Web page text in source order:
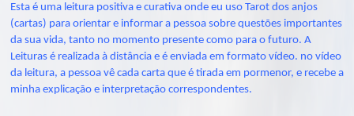
Esta é uma leitura positiva e curativa onde eu uso Tarot dos anjos
(cartas) para orientar e informar a pessoa sobre questões importantes
da sua vida, tanto no momento presente como para o futuro. A
Leituras é realizada à distância e é enviada em formato vídeo. no vídeo
da leitura, a pessoa vê cada carta que é tirada em pormenor, e recebe a
minha explicação e interpretação correspondentes.